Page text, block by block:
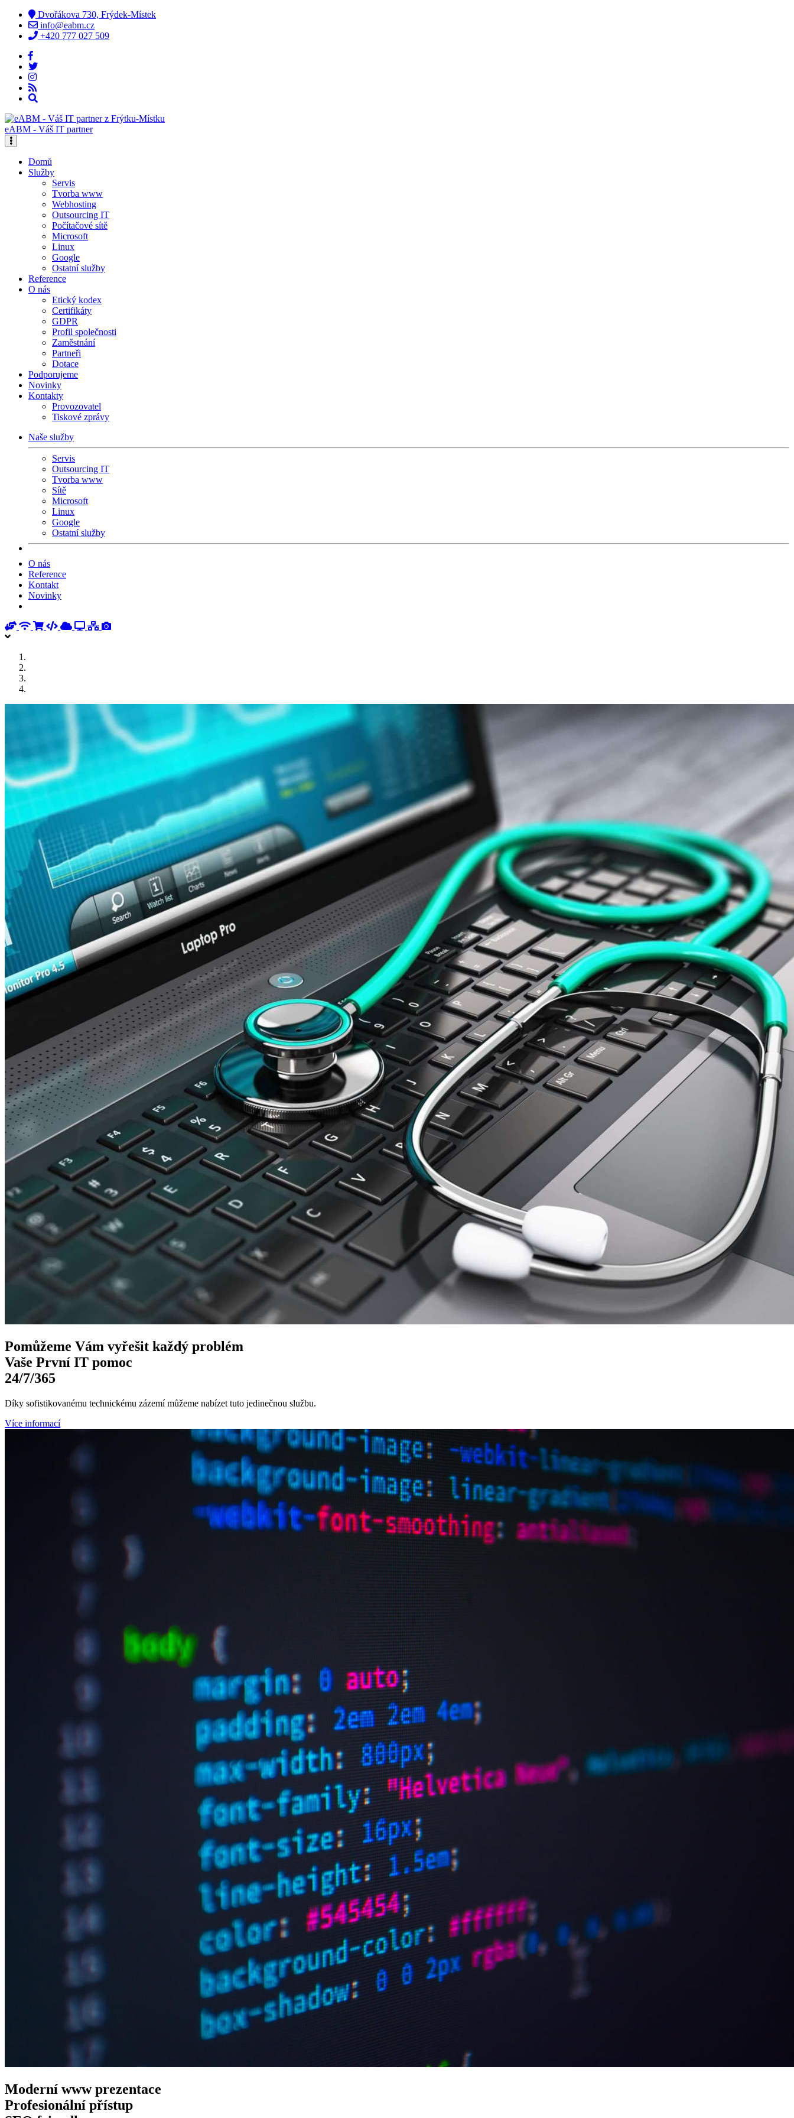
Dvořákova 730, Frýdek-Místek
info@eabm.cz
+420 777 027 509
eABM - Váš IT partner
Domů
Služby
Servis
Tvorba www
Webhosting
Outsourcing IT
Počítačové sítě
Microsoft
Linux
Google
Ostatní služby
Reference
O nás
Etický kodex
Certifikáty
GDPR
Profil společnosti
Zaměstnání
Partneři
Dotace
Podporujeme
Novinky
Kontakty
Provozovatel
Tiskové zprávy
Naše služby
Servis
Outsourcing IT
Tvorba www
Sítě
Microsoft
Linux
Google
Ostatní služby
O nás
Reference
Kontakt
Novinky
Pomůžeme Vámvyřešit každý problém
Vaše PrvníIT pomoc
24/7/365
Díky sofistikovanému technickému zázemí můžeme nabízet tuto jedinečnou službu.
Více informací
Moderní wwwprezentace
Profesionálnípřístup